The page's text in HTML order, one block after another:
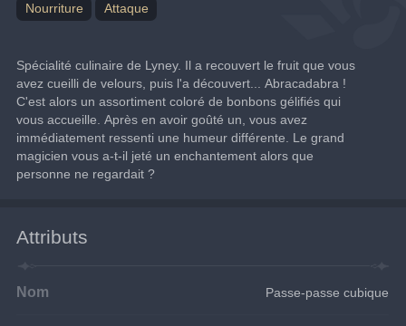
Nourriture Attaque
Spécialité culinaire de Lyney. Il a recouvert le fruit que vous
avez cueilli de velours, puis l'a découvert... Abracadabra !
C'est alors un assortiment coloré de bonbons gélifiés qui
vous accueille. Après en avoir goûté un, vous avez
immédiatement ressenti une humeur différente. Le grand
magicien vous a-t-il jeté un enchantement alors que
personne ne regardait ?
Attributs
Nom Passe-passe cubique